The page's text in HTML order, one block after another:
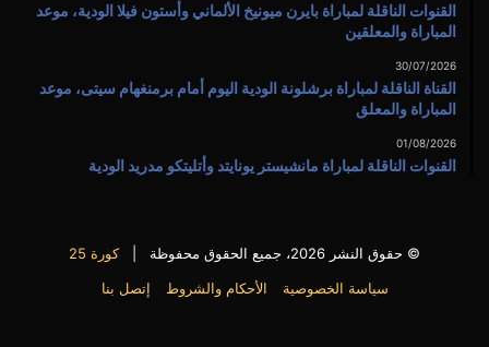
القنوات الناقلة لمباراة بايرن ميونيخ الألماني وأستون فيلا الودية، موعد
المباراة والمعلقين
30/07/2026
القناة الناقلة لمباراة برشلونة الودية اليوم أمام برمنغهام سيتى، موعد
المباراة والمعلق
01/08/2026
القنوات الناقلة لمباراة مانشيستر يونايتد وأتليتكو مدريد الودية
© حقوق النشر 2026، جميع الحقوق محفوظة |
كورة 25
سياسة الخصوصية
الأحكام والشروط إتصل بنا